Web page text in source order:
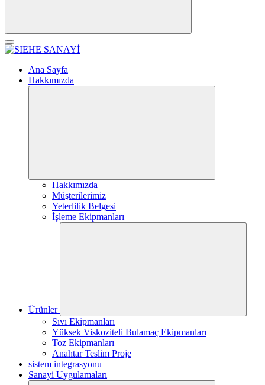
Ana Sayfa
Hakkımızda
Hakkımızda
Müşterilerimiz
Yeterlilik Belgesi
İşleme Ekipmanları
Ürünler
Sıvı Ekipmanları
Yüksek Viskoziteli Bulamaç Ekipmanları
Toz Ekipmanları
Anahtar Teslim Proje
sistem integrasyonu
Sanayi Uygulamaları